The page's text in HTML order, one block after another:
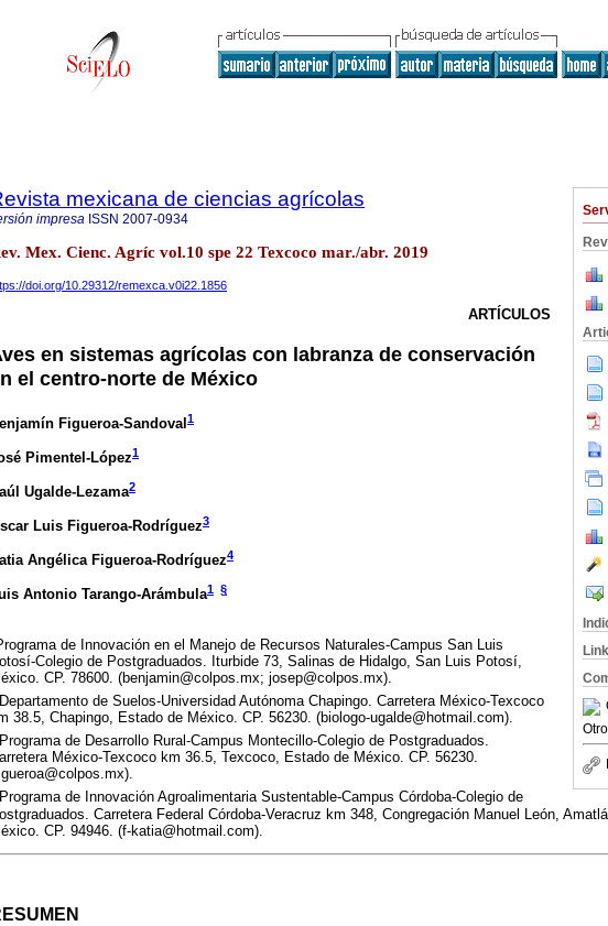
mexicana de ciencias agrícolas
impresa ISSN 2007-0934
Mex. Cienc. Agríc vol.10 spe 22 Texcoco mar./abr. 2019
doi.org/10.29312/remexca.v0i22.1856
ARTÍCULOS
en sistemas agrícolas con labranza de conservación
el centro-norte de México
Figueroa-Sandoval 1
Pimentel-López1
Ugalde-Lezama2
Luis Figueroa-Rodríguez3
Angélica Figueroa-Rodríguez4
Antonio Tarango-Arámbula1 §
de Innovación en el Manejo de Recursos Naturales-Campus San Luis
Colegio de Postgraduados. Iturbide 73, Salinas de Hidalgo, San Luis Potosí,
CP. 78600. (benjamin@colpos.mx; josep@colpos.mx).
Departamento de Suelos-Universidad Autónoma Chapingo. Carretera México-Texcoco
38.5, Chapingo, Estado de México. CP. 56230. (biologo-ugalde@hotmail.com).
Programa de Desarrollo Rural-Campus Montecillo-Colegio de Postgraduados.
México-Texcoco km 36.5, Texcoco, Estado de México. CP. 56230.
Programa de Innovación Agroalimentaria Sustentable-Campus Córdoba-Colegio de
Carretera Federal Córdoba-Veracruz km 348, Congregación Manuel León,
CP. 94946. (f-katia@hotmail.com).